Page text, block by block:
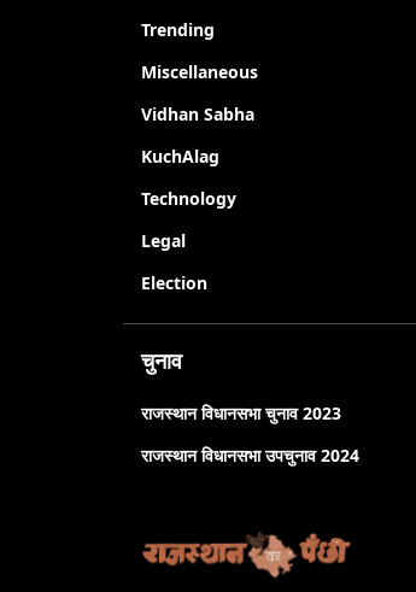
Trending
Miscellaneous
Vidhan Sabha
KuchAlag
Technology
Legal
Election
चुनाव
राजस्थान विधानसभा चुनाव 2023
राजस्थान विधानसभा उपचुनाव 2024